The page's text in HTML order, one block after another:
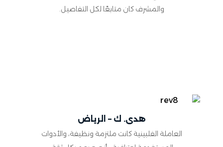
والمشرف كان متابعًا لكل التفاصيل.
هدى. ك – الرياض
العاملة الفلبينية كانت ملتزمة ونظيفة، والأدوات